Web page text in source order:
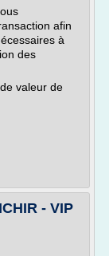
afin
à
des
valeur de
- VIP